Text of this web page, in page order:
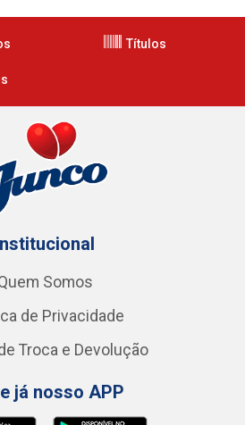
Títulos
Somos
de Privacidade
Troca e Devolução
já nosso APP